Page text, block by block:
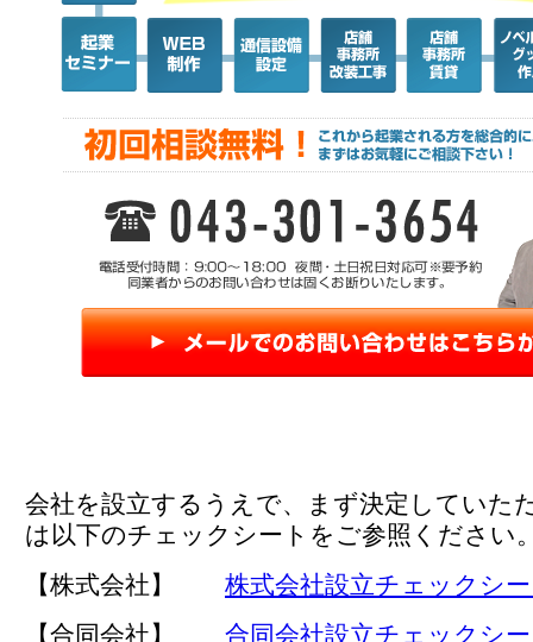
会社を設立するうえで、まず決定していた
は以下のチェックシートをご参照ください
【株式会社】 株式会社設立チェックシ
【合同会社】 合同会社設立チェックシ